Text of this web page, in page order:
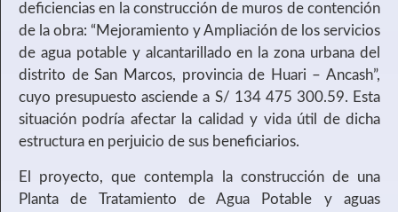
deficiencias en la construcción de muros de contención
de la obra: “Mejoramiento y Ampliación de los servicios
de agua potable y alcantarillado en la zona urbana del
distrito de San Marcos, provincia de Huari – Ancash”,
cuyo presupuesto asciende a S/ 134 475 300.59. Esta
situación podría afectar la calidad y vida útil de dicha
estructura en perjuicio de sus beneficiarios.
El proyecto, que contempla la construcción de una
Planta de Tratamiento de Agua Potable y aguas